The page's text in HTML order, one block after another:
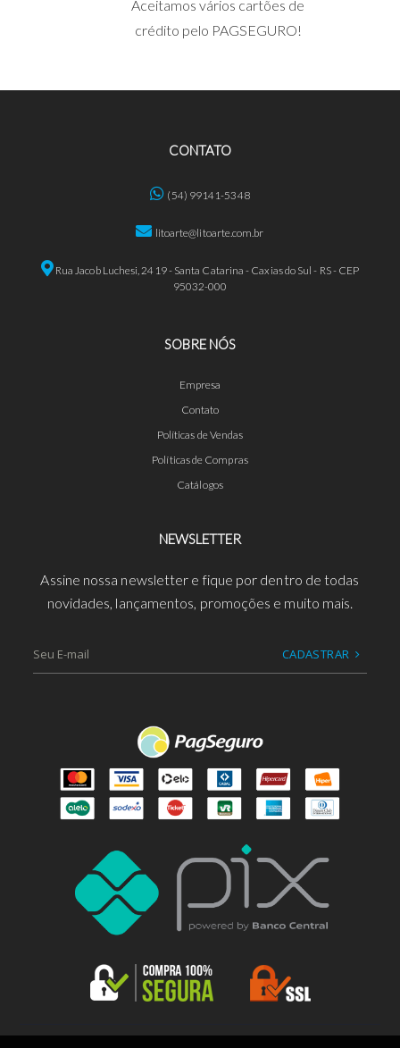
Aceitamos vários cartões de
crédito pelo PAGSEGURO!
CONTATO
(54) 99141-5348
litoarte@litoarte.com.br
Rua Jacob Luchesi, 2419 - Santa Catarina - Caxias do Sul - RS - CEP
95032-000
SOBRE NÓS
Empresa
Contato
Políticas de Vendas
Políticas de Compras
Catálogos
NEWSLETTER
Assine nossa newsletter e fique por dentro de todas
novidades, lançamentos, promoções e muito mais.
CADASTRAR